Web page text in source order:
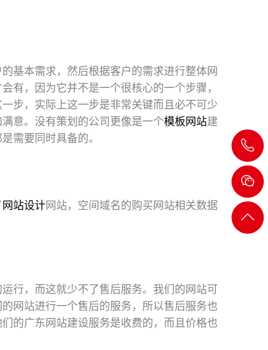
020-
8232
2722
返回
基本需求，然后根据客户的需求进行整体网
有，因为它并不是一个很核心的一个步骤，
步，实际上这一步是非常关键而且必不可少
意。没有策划的公司更像是一个模板网站建
需要同时具备的。
网站设计网站，空间域名的购买网站相关数据
行，而这就少不了售后服务。我们的网站可
网站进行一个售后的服务，所以售后服务也
的广东网站建设服务是收费的，而且价格也